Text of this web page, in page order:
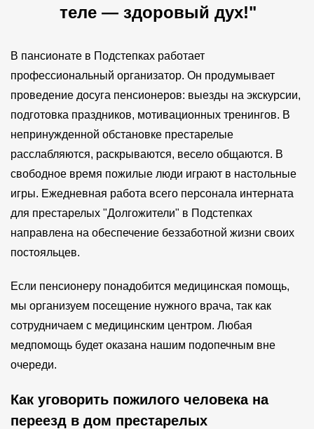
теле — здоровый дух!"
В пансионате в Подстепках работает
профессиональный организатор. Он продумывает
проведение досуга пенсионеров: выезды на экскурсии,
подготовка праздников, мотивационных тренингов. В
непринужденной обстановке престарелые
расслабляются, раскрываются, весело общаются. В
свободное время пожилые люди играют в настольные
игры. Ежедневная работа всего персонала интерната
для престарелых "Долгожители" в Подстепках
направлена на обеспечение беззаботной жизни своих
постояльцев.
Если пенсионеру понадобится медицинская помощь,
мы организуем посещение нужного врача, так как
сотрудничаем с медицинским центром. Любая
медпомощь будет оказана нашим подопечным вне
очереди.
Как уговорить пожилого человека на
переезд в дом престарелых